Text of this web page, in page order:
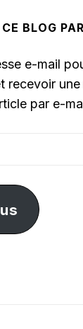
BLOG
e-mail
recevoir
par e-